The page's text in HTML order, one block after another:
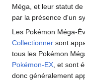
Méga, et leur statut
par la présence d'un
Les Pokémon Méga-
Collectionner sont
tous les Pokémon
Pokémon-EX , et sont
donc généralement